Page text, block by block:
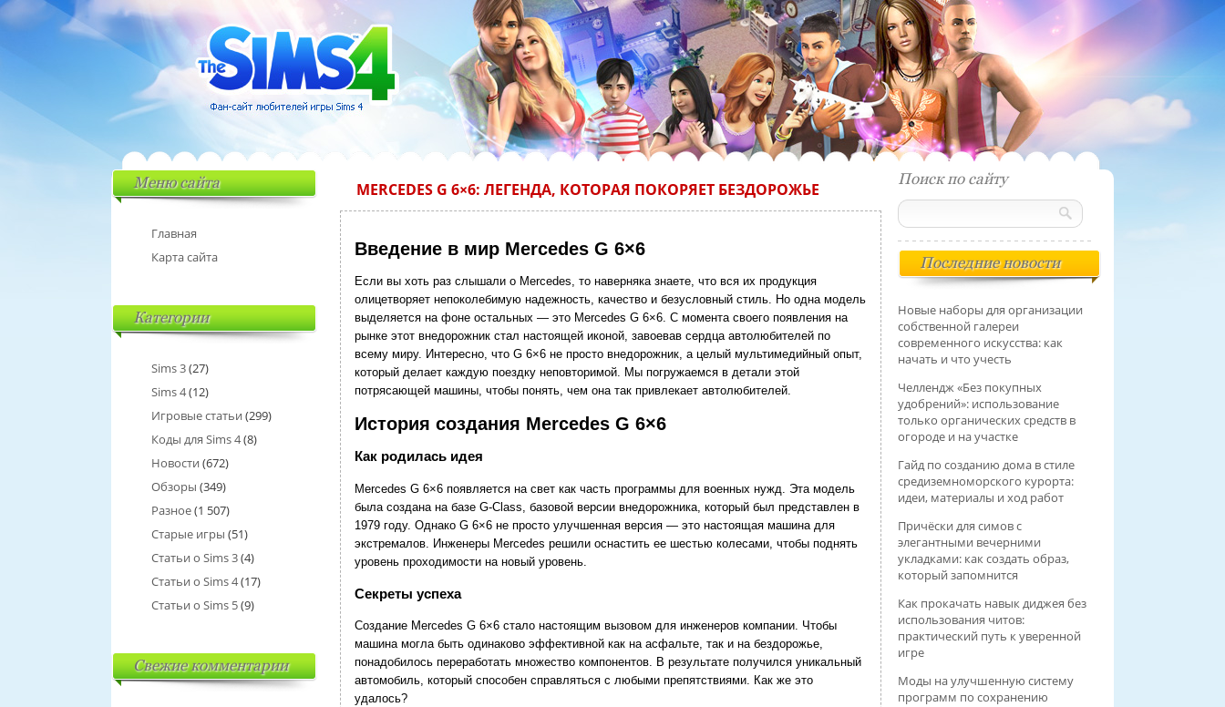
MERCEDES G 6×6: ЛЕГЕНДА, КОТОРАЯ ПОКОРЯЕТ БЕЗДОРОЖЬЕ
Введение в мир Mercedes G 6×6
Если вы хоть раз слышали о Mercedes, то наверняка знаете, что вся их продукция
олицетворяет непоколебимую надежность, качество и безусловный стиль. Но одна модель
выделяется на фоне остальных — это Mercedes G 6×6. С момента своего появления на
рынке этот внедорожник стал настоящей иконой, завоевав сердца автолюбителей по
всему миру. Интересно, что G 6×6 не просто внедорожник, а целый мультимедийный опыт,
который делает каждую поездку неповторимой. Мы погружаемся в детали этой
потрясающей машины, чтобы понять, чем она так привлекает автолюбителей.
История создания Mercedes G 6×6
Как родилась идея
Mercedes G 6×6 появляется на свет как часть программы для военных нужд. Эта модель
была создана на базе G-Class, базовой версии внедорожника, который был представлен в
1979 году. Однако G 6×6 не просто улучшенная версия — это настоящая машина для
экстремалов. Инженеры Mercedes решили оснастить ее шестью колесами, чтобы поднять
уровень проходимости на новый уровень.
Секреты успеха
Создание Mercedes G 6×6 стало настоящим вызовом для инженеров компании. Чтобы
машина могла быть одинаково эффективной как на асфальте, так и на бездорожье,
понадобилось переработать множество компонентов. В результате получился уникальный
автомобиль, который способен справляться с любыми препятствиями. Как же это
удалось?
Меню сайта
Главная
Карта сайта
Категории
Sims 3(27)
Sims 4(12)
Игровые статьи (299)
Коды для Sims 4(8)
Новости (672)
Обзоры (349)
Разное(1 507)
Старые игры (51)
Статьи о Sims 3(4)
Статьи о Sims 4(17)
Статьи о Sims 5(9)
Свежие комментарии
Поиск по сайту
Последние новости
Новые наборы для организации
собственной галереи
современного искусства: как
начать и что учесть
Челлендж «Без покупных
удобрений»: использование
только органических средств в
огороде и на участке
Гайд по созданию дома в стиле
средиземноморского курорта:
идеи, материалы и ход работ
Причёски для симов с
элегантными вечерними
укладками: как создать образ,
который запомнится
Как прокачать навык диджея без
использования читов:
практический путь к уверенной
игре
Моды на улучшенную систему
программ по сохранению